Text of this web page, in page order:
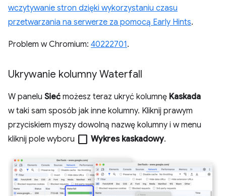
wczytywanie stron dzięki wykorzystaniu czasu
przetwarzania na serwerze za pomocą Early Hints.
Problem w Chromium: 40222701.
Ukrywanie kolumny Waterfall
W panelu Sieć możesz teraz ukryć kolumnę Kaskada
w taki sam sposób jak inne kolumny. Kliknij prawym
przyciskiem myszy dowolną nazwę kolumny i w menu
kliknij pole wyboru check_box_outline_blank Wykres kaskadowy.